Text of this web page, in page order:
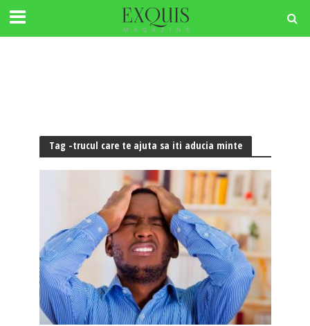
Tag -trucul care te ajuta sa iti aducia minte